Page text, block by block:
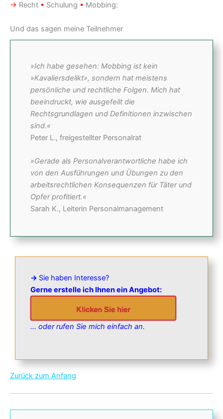
→ Recht • Schulung • Mobbing:
Und das sagen meine Teilnehmer
»Ich habe gesehen: Mobbing ist kein
»Kavaliersdelikt», sondern hat meistens
persönliche und rechtliche Folgen. Mich hat
beeindruckt, wie ausgefeilt die
Rechtsgrundlagen und Definitionen inzwischen
sind.«
Peter L., freigestellter Personalrat
»Gerade als Personalverantwortliche habe ich
von den Ausführungen und Übungen zu den
arbeitsrechtlichen Konsequenzen für Täter und
Opfer profitiert.«
Sarah K., Leiterin Personalmanagement
→ Sie haben Interesse?
Gerne erstelle ich Ihnen ein Angebot:
Klicken Sie hier
… oder rufen Sie mich einfach an.
Zurück zum Anfang